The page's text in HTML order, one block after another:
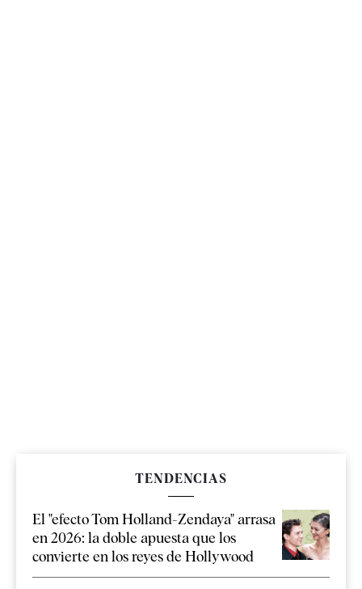
TENDENCIAS
El "efecto Tom Holland-Zendaya" arrasa
en 2026: la doble apuesta que los
convierte en los reyes de Hollywood